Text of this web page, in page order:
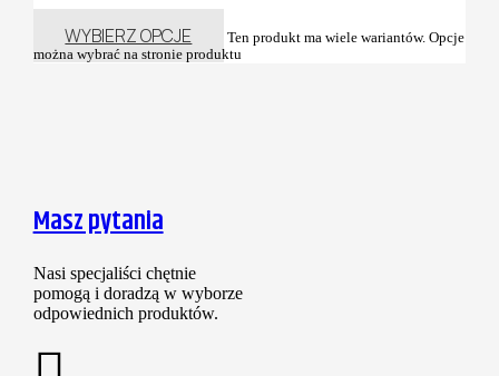
WYBIERZ OPCJE
Ten produkt ma wiele wariantów. Opcje
można wybrać na stronie produktu
Masz pytania
Nasi specjaliści chętnie
pomogą i doradzą w wyborze
odpowiednich produktów.